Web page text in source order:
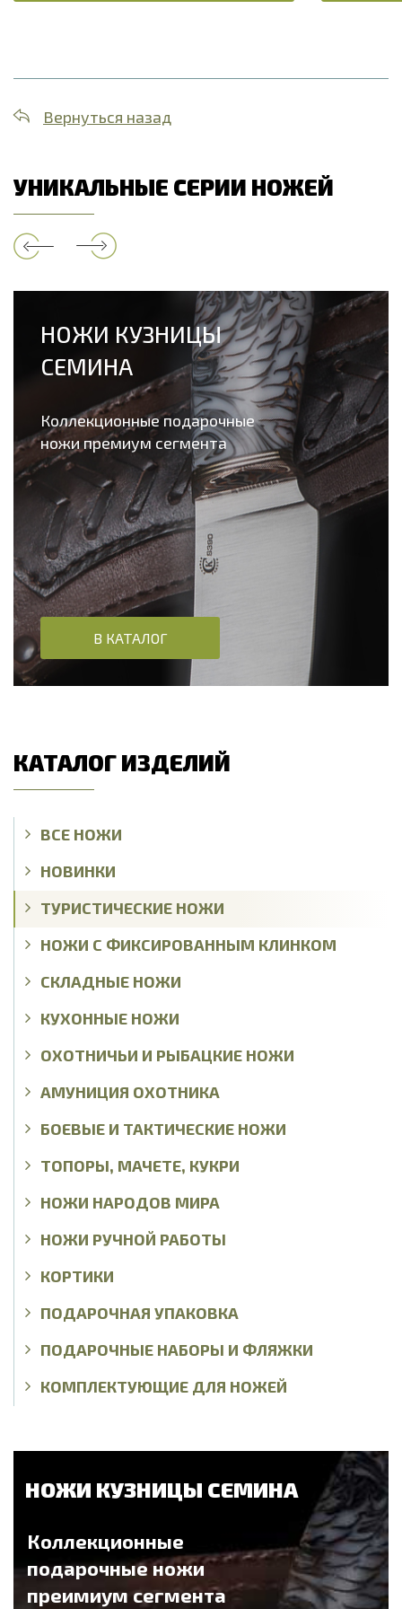
Вернуться назад
УНИКАЛЬНЫЕ СЕРИИ НОЖЕЙ
НОЖИ КУЗНИЦЫ
СЕМИНА
Коллекционные подарочные
ножи премиум сегмента
В КАТАЛОГ
КАТАЛОГ ИЗДЕЛИЙ
ВСЕ НОЖИ
НОВИНКИ
ТУРИСТИЧЕСКИЕ НОЖИ
НОЖИ С ФИКСИРОВАННЫМ КЛИНКОМ
СКЛАДНЫЕ НОЖИ
КУХОННЫЕ НОЖИ
ОХОТНИЧЬИ И РЫБАЦКИЕ НОЖИ
АМУНИЦИЯ ОХОТНИКА
БОЕВЫЕ И ТАКТИЧЕСКИЕ НОЖИ
ТОПОРЫ, МАЧЕТЕ, КУКРИ
НОЖИ НАРОДОВ МИРА
НОЖИ РУЧНОЙ РАБОТЫ
КОРТИКИ
ПОДАРОЧНАЯ УПАКОВКА
ПОДАРОЧНЫЕ НАБОРЫ И ФЛЯЖКИ
КОМПЛЕКТУЮЩИЕ ДЛЯ НОЖЕЙ
НОЖИ КУЗНИЦЫ СЕМИНА
Коллекционные
подарочные ножи
преимиум сегмента